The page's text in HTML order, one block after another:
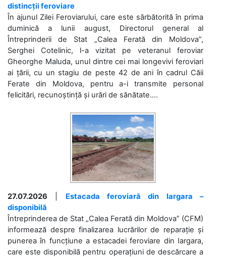
distincții feroviare
În ajunul Zilei Feroviarului, care este sărbătorită în prima
duminică a lunii august, Directorul general al
Întreprinderii de Stat „Calea Ferată din Moldova”,
Serghei Cotelinic, l-a vizitat pe veteranul feroviar
Gheorghe Maluda, unul dintre cei mai longevivi feroviari
ai țării, cu un stagiu de peste 42 de ani în cadrul Căii
Ferate din Moldova, pentru a-i transmite personal
felicitări, recunoștință și urări de sănătate....
27.07.2026
Estacada feroviară din Iargara –
disponibilă
Întreprinderea de Stat „Calea Ferată din Moldova” (CFM)
informează despre finalizarea lucrărilor de reparație și
punerea în funcțiune a estacadei feroviare din Iargara,
care este disponibilă pentru operațiuni de descărcare a